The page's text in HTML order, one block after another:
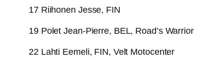
17 Riihonen Jesse, FIN
19 Polet Jean-Pierre, BEL, Road’s Warrior
22 Lahti Eemeli, FIN, Velt Motocenter